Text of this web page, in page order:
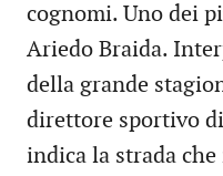
cognomi. Uno dei
Ariedo Braida.
della grande
direttore sportivo
indica la strada